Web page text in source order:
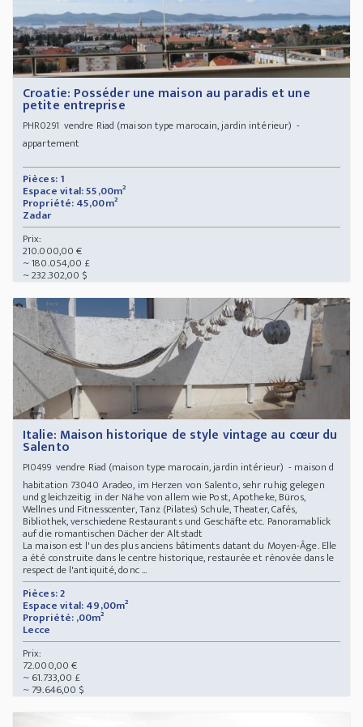
Croatie: Posséder une maison au paradis et une
petite entreprise
PHR0291 vendre Riad (maison type marocain, jardin intérieur) -
appartement
Pièces: 1
Espace vital: 55,00m²
Propriété: 45,00m²
Zadar
Prix:
210.000,00 €
~ 180.054,00 £
~ 232.302,00 $
Italie: Maison historique de style vintage au cœur du
Salento
PI0499vendre Riad (maison type marocain, jardin intérieur) - maison d
habitation 73040 Aradeo, im Herzen von Salento, sehr ruhig gelegen
und gleichzeitig in der Nähe von allem wie Post, Apotheke, Büros,
Wellnes und Fitnesscenter, Tanz (Pilates) Schule, Theater, Cafés,
Bibliothek, verschiedene Restaurants und Geschäfte etc. Panoramablick
auf die romantischen Dächer der Altstadt
La maison est l'un des plus anciens bâtiments datant du Moyen-Âge. Elle
a été construite dans le centre historique, restaurée et rénovée dans le
respect de l'antiquité, donc ...
Pièces: 2
Espace vital: 49,00m²
Propriété: ,00m²
Lecce
Prix:
72.000,00 €
~ 61.733,00 £
~ 79.646,00 $